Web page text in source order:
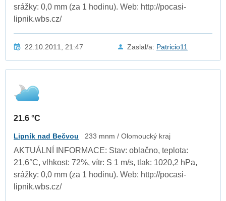
srážky: 0,0 mm (za 1 hodinu). Web: http://pocasi-
lipnik.wbs.cz/
22.10.2011, 21:47 Zaslal/a: Patricio11
21.6 °C
Lipník nad Bečvou 233 mnm / Olomoucký kraj
AKTUÁLNÍ INFORMACE: Stav: oblačno, teplota:
21,6°C, vlhkost: 72%, vítr: S 1 m/s, tlak: 1020,2 hPa,
srážky: 0,0 mm (za 1 hodinu). Web: http://pocasi-
lipnik.wbs.cz/